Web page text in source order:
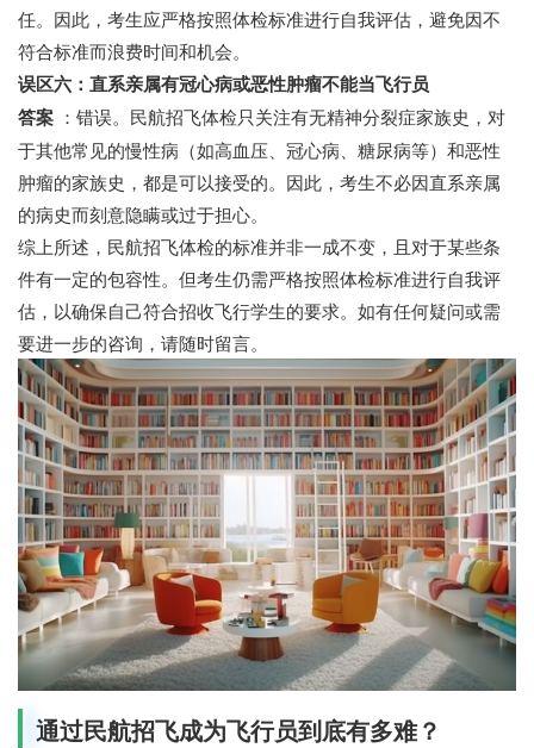
任。因此，考生应严格按照体检标准进行自我评估，避免因不
符合标准而浪费时间和机会。
误区六：直系亲属有冠心病或恶性肿瘤不能当飞行员
答案 ：错误。民航招飞体检只关注有无精神分裂症家族史，对
于其他常见的慢性病（如高血压、冠心病、糖尿病等）和恶性
肿瘤的家族史，都是可以接受的。因此，考生不必因直系亲属
的病史而刻意隐瞒或过于担心。
综上所述，民航招飞体检的标准并非一成不变，且对于某些条
件有一定的包容性。但考生仍需严格按照体检标准进行自我评
估，以确保自己符合招收飞行学生的要求。如有任何疑问或需
要进一步的咨询，请随时留言。
通过民航招飞成为飞行员到底有多难？